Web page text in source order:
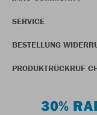
SERVICE
BESTELLUNG
PRODUKTRÜCKRUF
30%